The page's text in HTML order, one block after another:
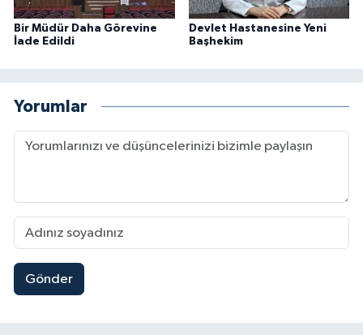
Bir Müdür Daha Görevine
İade Edildi
Devlet Hastanesine Yeni
Başhekim
Yorumlar
Gönder